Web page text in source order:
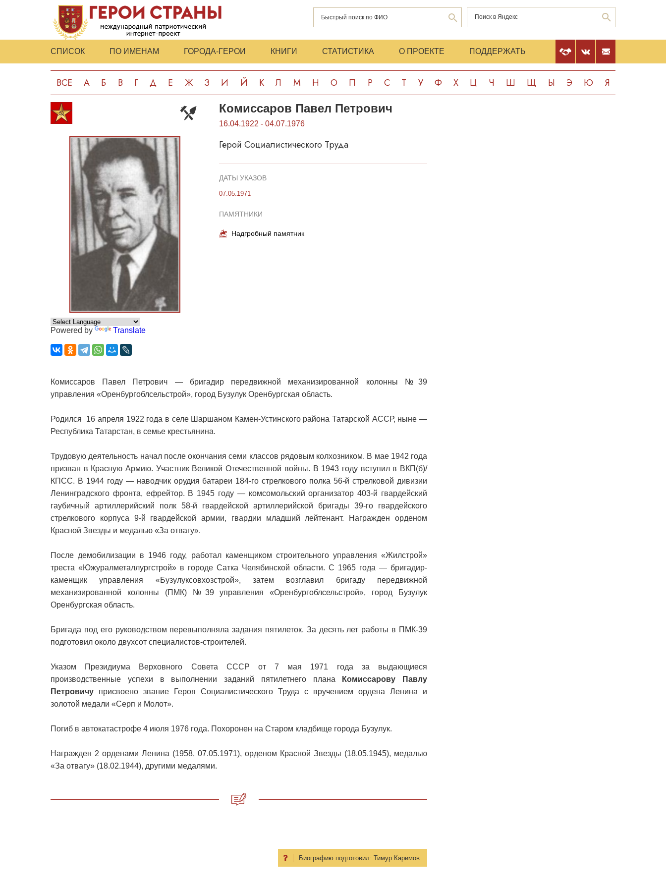
СПИСОК ПО ИМЕНАМ ГОРОДА-ГЕРОИ КНИГИ СТАТИСТИКА О ПРОЕКТЕ ПОДДЕРЖАТЬ
ВСЕ А Б В Г Д Е Ж З И Й К Л М Н О П Р С Т У Ф Х Ц Ч Ш Щ Ы Э Ю Я
Powered by Translate
Комиссаров Павел Петрович
16.04.1922 - 04.07.1976
Герой Социалистического Труда
ДАТЫ УКАЗОВ
07.05.1971
ПАМЯТНИКИ
Надгробный памятник
Комиссаров Павел Петрович — бригадир передвижной механизированной колонны №39
управления «Оренбургоблсельстрой», город Бузулук Оренбургская область.
Родился 16 апреля 1922 года в селе Шаршаном Камен-Устинского района Татарской АССР, ныне —
Республика Татарстан, в семье крестьянина.
Трудовую деятельность начал после окончания семи классов рядовым колхозником. В мае 1942 года
призван в Красную Армию. Участник Великой Отечественной войны. В 1943 году вступил в ВКП(б)/
КПСС. В 1944 году — наводчик орудия батареи 184-го стрелкового полка 56-й стрелковой дивизии
Ленинградского фронта, ефрейтор. В 1945 году — комсомольский организатор 403-й гвардейский
гаубичный артиллерийский полк 58-й гвардейской артиллерийской бригады 39-го гвардейского
стрелкового корпуса 9-й гвардейской армии, гвардии младший лейтенант. Награжден орденом
Красной Звезды и медалью «За отвагу».
После демобилизации в 1946 году, работал каменщиком строительного управления «Жилстрой»
треста «Южуралметаллургстрой» в городе Сатка Челябинской области. С 1965 года — бригадир-
каменщик управления «Бузулуксовхозстрой», затем возглавил бригаду передвижной
механизированной колонны (ПМК) №39 управления «Оренбургоблсельстрой», город Бузулук
Оренбургская область.
Бригада под его руководством перевыполняла задания пятилеток. За десять лет работы в ПМК-39
подготовил около двухсот специалистов-строителей.
Указом Президиума Верховного Совета СССР от 7 мая 1971 года за выдающиеся
производственные успехи в выполнении заданий пятилетнего плана
Комиссарову Павлу
Петровичу присвоено звание Героя Социалистического Труда с вручением ордена Ленина и
золотой медали «Серп и Молот».
Погиб в автокатастрофе 4 июля 1976 года. Похоронен на Старом кладбище города Бузулук.
Награжден 2 орденами Ленина (1958, 07.05.1971), орденом Красной Звезды (18.05.1945), медалью
«За отвагу» (18.02.1944), другими медалями.
Биографию подготовил: Тимур Каримов